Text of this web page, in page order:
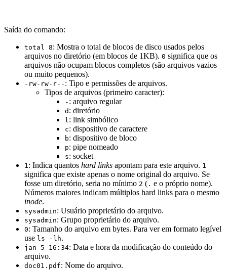
Saída do comando:
total 8: Mostra o total de blocos de disco usados pelos
arquivos no diretório (em blocos de 1KB). 0 significa que os
arquivos não ocupam blocos completos (são arquivos vazios
ou muito pequenos).
-rw-rw-r-- : Tipo e permissões de arquivos.
Tipos de arquivos (primeiro caracter):
- : arquivo regular
d : diretório
l : link simbólico
c: dispositivo de caractere
b: dispositivo de bloco
p: pipe nomeado
s: socket
1 : Indica quantos hard links apontam para este arquivo. 1
significa que existe apenas o nome original do arquivo. Se
fosse um diretório, seria no mínimo 2 ( . e o próprio nome).
Números maiores indicam múltiplos hard links para o mesmo
inode.
sysadmin: Usuário proprietário do arquivo.
sysadmin: Grupo proprietário do arquivo.
0: Tamanho do arquivo em bytes. Para ver em formato legível
use ls -lh.
jan 5 16:34: Data e hora da modificação do conteúdo do
arquivo.
doc01.pdf: Nome do arquivo.